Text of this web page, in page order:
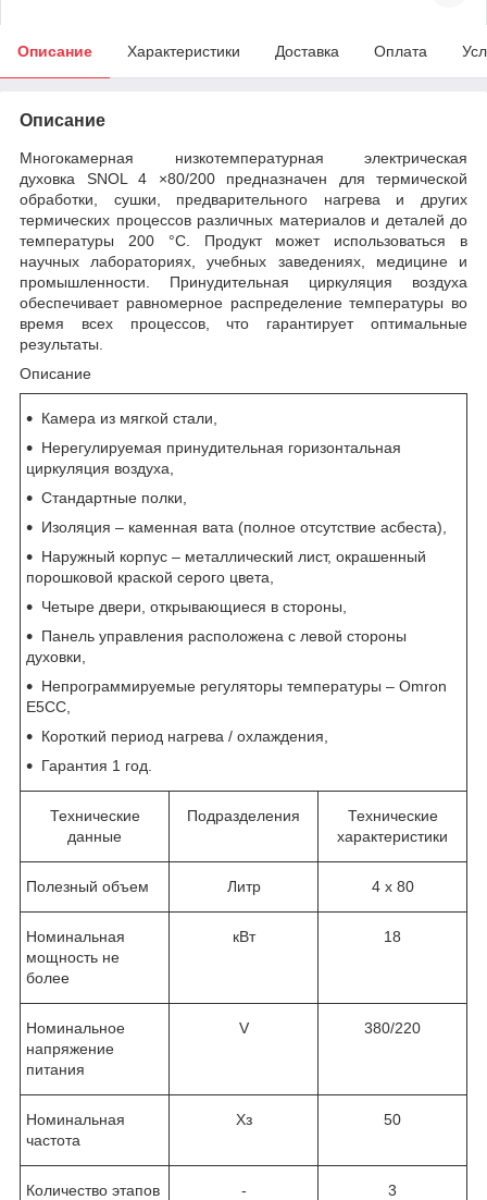
Описание Характеристики Доставка Оплата
Описание
Многокамерная низкотемпературная электрическая
духовка SNOL 4 ×80/200 предназначен для термической
обработки, сушки, предварительного нагрева и других
термических процессов различных материалов и деталей до
температуры 200 °C. Продукт может использоваться в
научных лабораториях, учебных заведениях, медицине и
промышленности. Принудительная циркуляция воздуха
обеспечивает равномерное распределение температуры во
время всех процессов, что гарантирует оптимальные
результаты.
Описание
Камера из мягкой стали,
Нерегулируемая принудительная горизонтальная
циркуляция воздуха,
Стандартные полки,
Изоляция – каменная вата (полное отсутствие асбеста),
Наружный корпус – металлический лист, окрашенный
порошковой краской серого цвета,
Четыре двери, открывающиеся в стороны,
Панель управления расположена с левой стороны
духовки,
Непрограммируемые регуляторы температуры – Omron
E5CC,
Короткий период нагрева / охлаждения,
Гарантия 1 год.
Технические
данные
Подразделения
Технические
характеристики
Полезный объем Литр 4 x 80
Номинальная
мощность не
более
кВт 18
Номинальное
напряжение
питания
V 380/220
Номинальная
частота
Хз 50
Количество этапов - 3